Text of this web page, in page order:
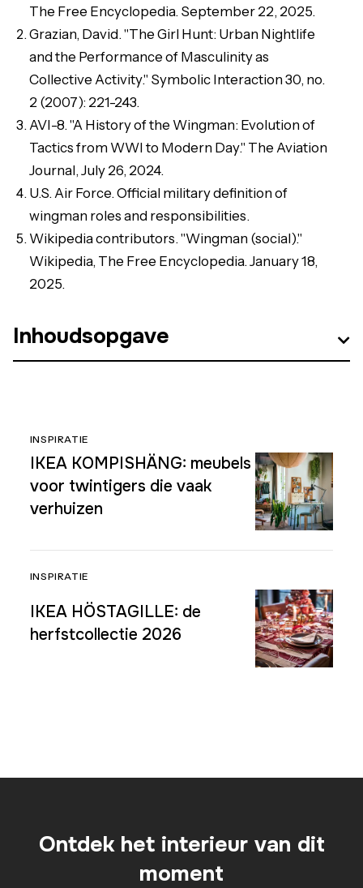
The Free Encyclopedia. September 22, 2025.
Grazian, David. "The Girl Hunt: Urban Nightlife
and the Performance of Masculinity as
Collective Activity." Symbolic Interaction 30, no.
2 (2007): 221-243.
AVI-8. "A History of the Wingman: Evolution of
Tactics from WWI to Modern Day." The Aviation
Journal, July 26, 2024.
U.S. Air Force. Official military definition of
wingman roles and responsibilities.
Wikipedia contributors. "Wingman (social)."
Wikipedia, The Free Encyclopedia. January 18,
2025.
Inhoudsopgave
INSPIRATIE
IKEA KOMPISHÄNG: meubels
voor twintigers die vaak
verhuizen
INSPIRATIE
IKEA HÖSTAGILLE: de
herfstcollectie 2026
Ontdek het interieur van dit
moment